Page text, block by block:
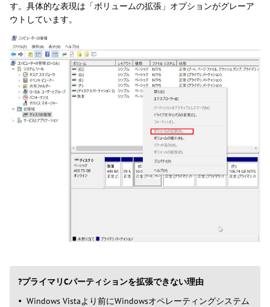
す。具体的な表現は「ボリュームの拡張」オプションがグレーア
ウトしています。
?プライマリCパーティションを拡張できない理由
Windows Vistaより前にWindowsオペレーティングシステム